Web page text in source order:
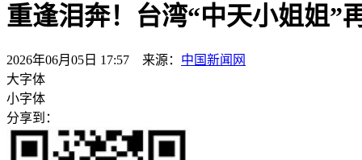
重逢泪奔！台湾“中天小姐姐”
2026年06月05日 17:57 来源： 中国新闻网
大字体
小字体
分享到：